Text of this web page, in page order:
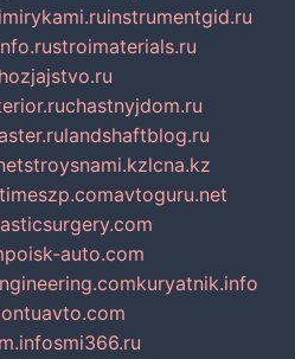
instrumentgid.ru
stroimaterials.ru
chastnyjdom.ru
landshaftblog.ru
stroysnami.kzlcna.kz
timeszp.comavtoguru.net
poisk-auto.com
kuryatnik.info
smi366.ru